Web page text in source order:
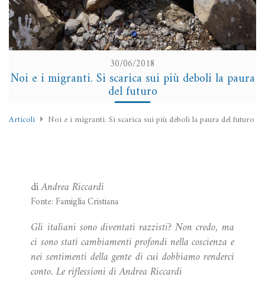
30/06/2018
Noi e i migranti. Si scarica sui più deboli la paura
del futuro
Articoli Noi e i migranti. Si scarica sui più deboli la paura del futuro
diAndrea Riccardi
Fonte: Famiglia Cristiana
Gli italiani sono diventati razzisti? Non credo, ma
ci sono stati cambiamenti profondi nella coscienza e
nei sentimenti della gente di cui dobbiamo renderci
conto. Le riflessioni di Andrea Riccardi